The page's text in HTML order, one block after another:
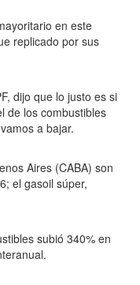
en este
replicado por sus
dijo que lo justo es si
de los combustibles
a bajar.
Aires (CABA) son
el gasoil súper,
subió 340% en